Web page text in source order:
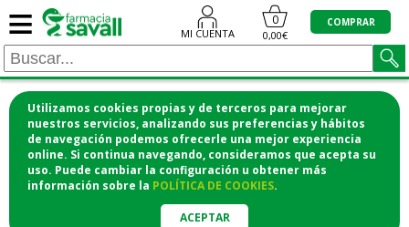
Utilizamos cookies propias y de terceros para mejorar
nuestros servicios, analizando sus preferencias y hábitos
de navegación podemos ofrecerle una mejor experiencia
online. Si continua navegando, consideramos que acepta su
uso. Puede cambiar la configuración u obtener más
información sobre la POLÍTICA DE COOKIES.
ACEPTAR
≡ MI CUENTA
0
0,00€
COMPRAR
¡COMPRA CÓMODAMENTE
DESDE CASA Y RECOGE EN LA
FARMACIA!o si lo prefieres te lo mandamos
a casa